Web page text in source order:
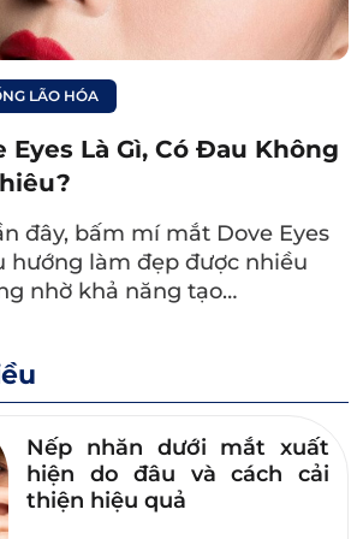
lông mày la hán, thì phần lớn
nóng nảy, lười biếng,
không gặp nhiều may mắn,
LÃO HÓA
Eyes Là Gì, Có Đau Không
đây, bấm mí mắt Dove Eyes
hướng làm đẹp được nhiều
nhờ khả năng tạo…
Nếp nhăn dưới mắt xuất
hiện do đâu và cách cải
thiện hiệu quả